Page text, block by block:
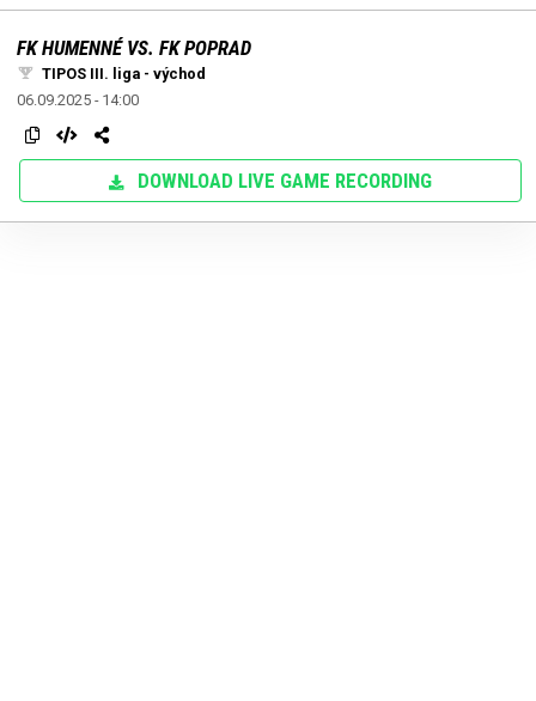
FK HUMENNÉ VS. FK POPRAD
TIPOS III. liga - východ
06.09.2025 - 14:00
DOWNLOAD LIVE GAME RECORDING